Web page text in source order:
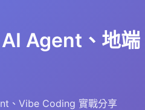
Agent、地端
、Vibe Coding 實戰分享